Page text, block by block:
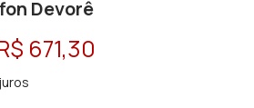
Devorê
671,30